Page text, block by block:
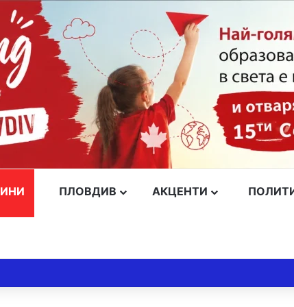
ПЛОВДИВ АКЦЕНТИ